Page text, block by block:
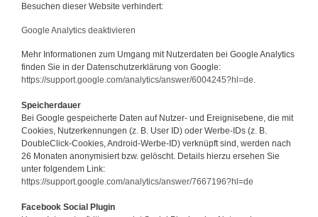
Besuchen dieser Website verhindert:
Google Analytics deaktivieren
Mehr Informationen zum Umgang mit Nutzerdaten bei Google Analytics
finden Sie in der Datenschutzerklärung von Google:
https://support.google.com/analytics/answer/6004245?hl=de
Speicherdauer
Bei Google gespeicherte Daten auf Nutzer- und Ereignisebene, die mit
Cookies, Nutzerkennungen (z. B. User ID) oder Werbe-IDs (z. B.
DoubleClick-Cookies, Android-Werbe-ID) verknüpft sind, werden nach
26 Monaten anonymisiert bzw. gelöscht. Details hierzu ersehen Sie
unter folgendem Link:
https://support.google.com/analytics/answer/7667196?hl=de
Facebook Social Plugin